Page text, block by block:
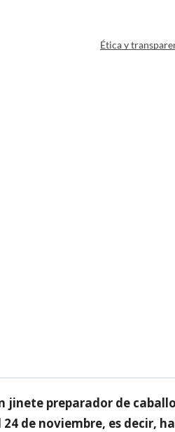
Ética y
jinete preparador de
de noviembre, es decir,